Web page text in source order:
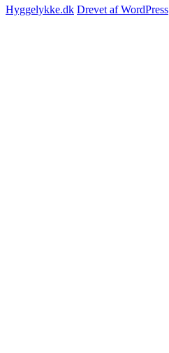
Hyggelykke.dk Drevet af WordPress